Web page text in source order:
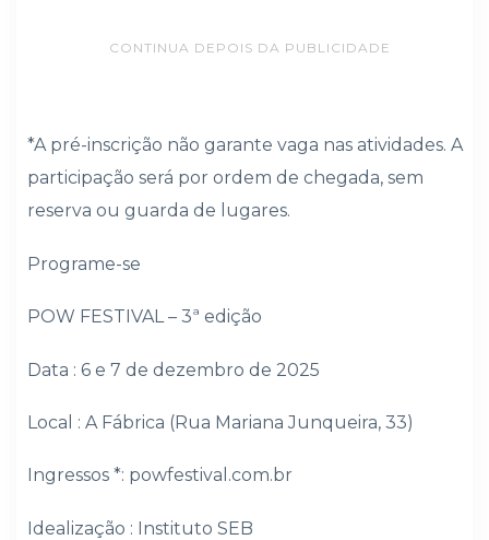
CONTINUA DEPOIS DA PUBLICIDADE
*A pré-inscrição não garante vaga nas atividades. A
participação será por ordem de chegada, sem
reserva ou guarda de lugares.
Programe-se
POW FESTIVAL – 3ª edição
Data : 6 e 7 de dezembro de 2025
Local : A Fábrica (Rua Mariana Junqueira, 33)
Ingressos *: powfestival.com.br
Idealização : Instituto SEB